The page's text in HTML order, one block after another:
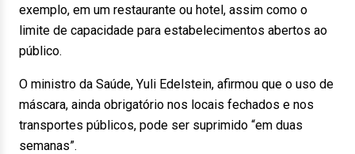
exemplo, em um restaurante ou hotel, assim como o
limite de capacidade para estabelecimentos abertos ao
público.
O ministro da Saúde, Yuli Edelstein, afirmou que o uso de
máscara, ainda obrigatório nos locais fechados e nos
transportes públicos, pode ser suprimido “em duas
semanas”.